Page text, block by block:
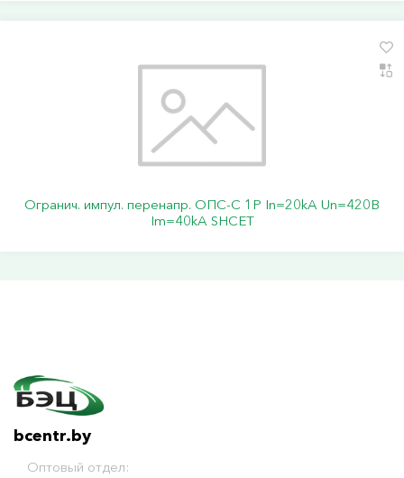
Огранич. импул. перенапр. ОПС-C 1Р In=20kA Un=420B
Im=40kA SHCET
bcentr.by
Оптовый отдел: